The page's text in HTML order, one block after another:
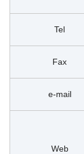
Tel
Fax
e-mail
Web